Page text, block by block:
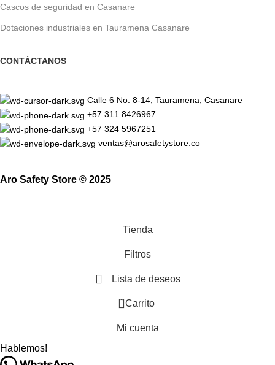
Cascos de seguridad en Casanare
Dotaciones industriales en Tauramena Casanare
CONTÁCTANOS
Calle 6 No. 8-14, Tauramena, Casanare
+57 311 8426967
+57 324 5967251
ventas@arosafetystore.co
Aro Safety Store © 2025
Tienda
Filtros
Lista de deseos
0 Carrito
Mi cuenta
Hablemos!